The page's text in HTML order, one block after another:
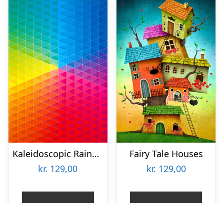
Kaleidoscopic Rainbow
kr. 129,00
Fairy Tale Houses
kr. 129,00